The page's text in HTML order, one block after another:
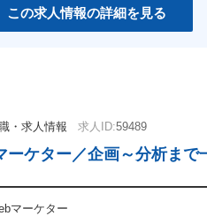
この求人情報の詳細を見る
・求人情報 求人ID:59489
ーケター／企画～分析ま
マーケター